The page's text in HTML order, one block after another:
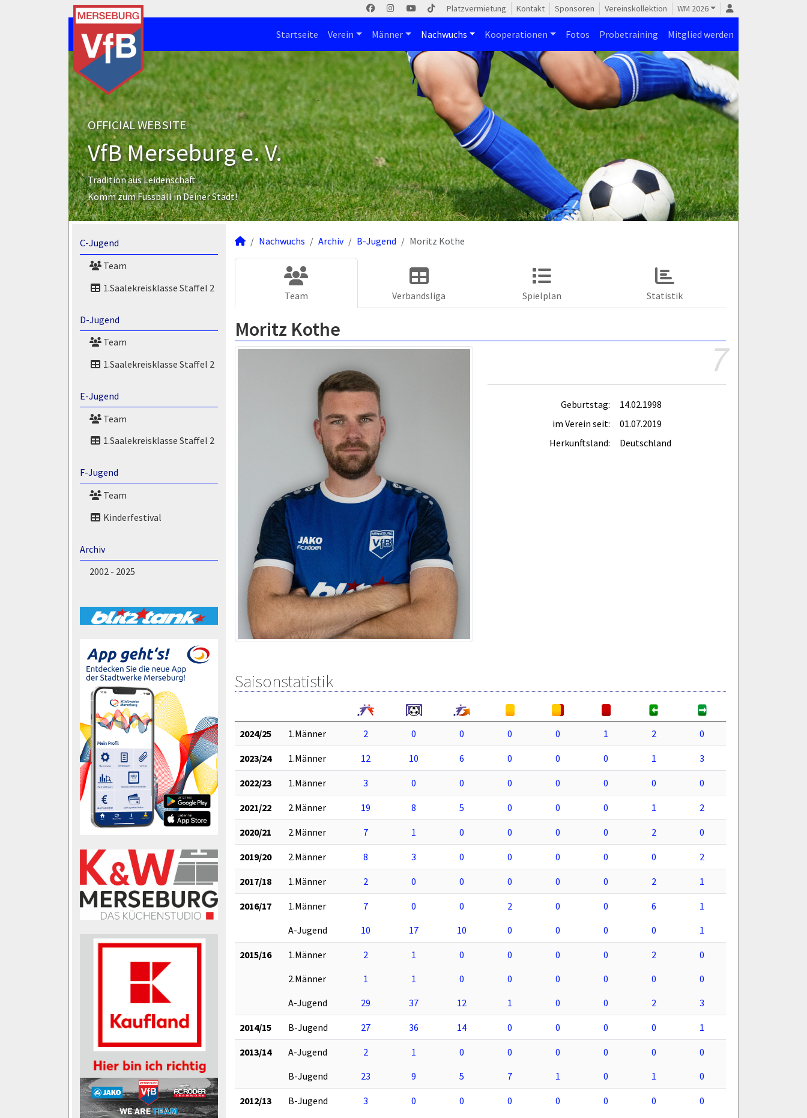
Platzvermietung Kontakt Sponsoren Vereinskollektion WM 2026
Startseite Verein Männer Nachwuchs Kooperationen Fotos Probetraining Mitglied werden
OFFICIAL WEBSITE
VfB Merseburg e. V.
Tradition aus Leidenschaft
Komm zum Fussball in Deiner Stadt!
C-Jugend
Team
1.Saalekreisklasse Staffel 2
D-Jugend
Team
1.Saalekreisklasse Staffel 2
E-Jugend
Team
1.Saalekreisklasse Staffel 2
F-Jugend
Team
Kinderfestival
Archiv
2002 - 2025
Nachwuchs Archiv B-Jugend Moritz Kothe
Team Verbandsliga Spielplan Statistik
Moritz Kothe
7
Geburtstag:
14.02.1998
im Verein seit:
01.07.2019
Herkunftsland:
Deutschland
Saisonstatistik
2024/25 1.Männer 2 0 0 0 0 1 2 0
2023/24 1.Männer 12 10 6 0 0 0 1 3
2022/23 1.Männer 3 0 0 0 0 0 0 0
2021/22 2.Männer 19 8 5 0 0 0 1 2
2020/21 2.Männer 7 1 0 0 0 0 2 0
2019/20 2.Männer 8 3 0 0 0 0 0 2
2017/18 1.Männer 2 0 0 0 0 0 2 1
2016/17 1.Männer 7 0 0 2 0 0 6
1
A-Jugend
10 17 10 0 0 0 0 1
2015/16 1.Männer 2 1 0 0 0 0 2
0
2.Männer
1 1 0 0 0 0 0
0
A-Jugend
29 37 12 1 0 0 2 3
2014/15 B-Jugend 27 36 14 0 0 0 0 1
2013/14 A-Jugend 2 1 0 0 0 0 0
0
B-Jugend
23 9 5 7 1 0 1 0
2012/13 B-Jugend 3 0 0 0 0 0 0
0